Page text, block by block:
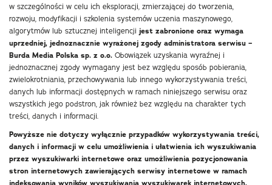
w szczególności w celu ich eksploracji, zmierzającej do tworzenia,
rozwoju, modyfikacji i szkolenia systemów uczenia maszynowego,
algorytmów lub sztucznej inteligencji jest zabronione oraz wymaga
uprzedniej, jednoznacznie wyrażonej zgody administratora serwisu –
Burda Media Polska sp. z o.o. Obowiązek uzyskania wyraźnej i
jednoznacznej zgody wymagany jest bez względu sposób pobierania,
zwielokrotniania, przechowywania lub innego wykorzystywania treści,
danych lub informacji dostępnych w ramach niniejszego serwisu oraz
wszystkich jego podstron, jak również bez względu na charakter tych
treści, danych i informacji.
Powyższe nie dotyczy wyłącznie przypadków wykorzystywania treści,
danych i informacji w celu umożliwienia i ułatwienia ich wyszukiwania
przez wyszukiwarki internetowe oraz umożliwienia pozycjonowania
stron internetowych zawierających serwisy internetowe w ramach